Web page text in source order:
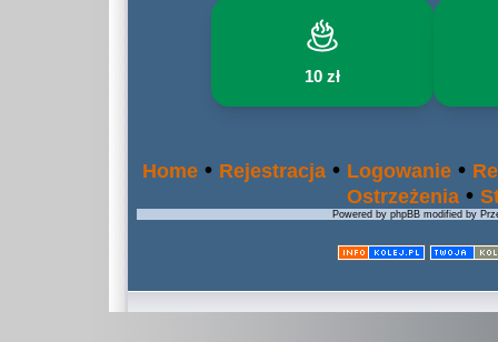
10 zł
Home • Rejestracja • Logowanie •
Ostrzeżenia •
Powered by phpBB modified by